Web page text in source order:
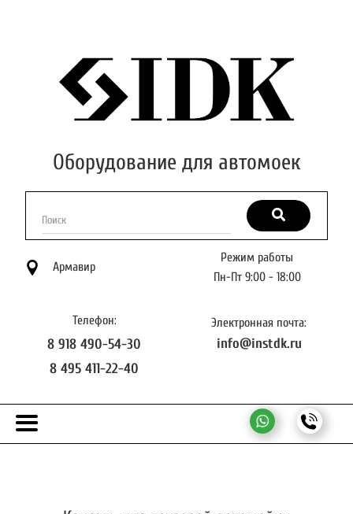
Оборудование для автомоек
Поиск
Армавир
Режим работы
Пн-Пт 9:00 - 18:00
Телефон:
8 918 490-54-30
8 495 411-22-40
Электронная почта:
info@instdk.ru